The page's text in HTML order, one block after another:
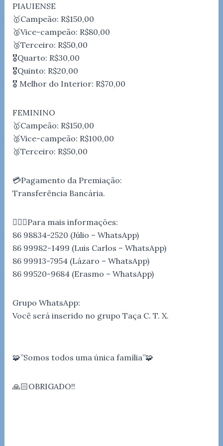
PIAUIENSE
🥇Campeão: R$150,00
🥈Vice-campeão: R$80,00
🥉Terceiro: R$50,00
🎖️Quarto: R$30,00
🎖️Quinto: R$20,00
🎖️ Melhor do Interior: R$70,00
FEMININO
🥇Campeão: R$150,00
🥈Vice-campeão: R$100,00
🥉Terceiro: R$50,00
💳Pagamento da Premiação:
Transferência Bancária.
🙋🏻‍♂‍Para mais informações:
86 98834-2520 (Júlio – WhatsApp)
86 99982-1499 (Luis Carlos – WhatsApp)
86 99913-7954 (Lázaro – WhatsApp)
86 99520-9684 (Erasmo – WhatsApp)
Grupo WhatsApp:
Você será inserido no grupo Taça C. T. X.
🧩”Somos todos uma única família”🧩
🙏🏻OBRIGADO!!